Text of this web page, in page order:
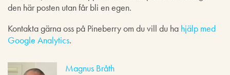
den här posten utan får bli en egen.
Kontakta gärna oss på Pineberry om du vill du ha hjälp med
Google Analytics.
Magnus Bråth